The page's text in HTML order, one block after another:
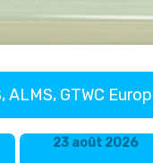
ALMS, GTWC
23 août 2026